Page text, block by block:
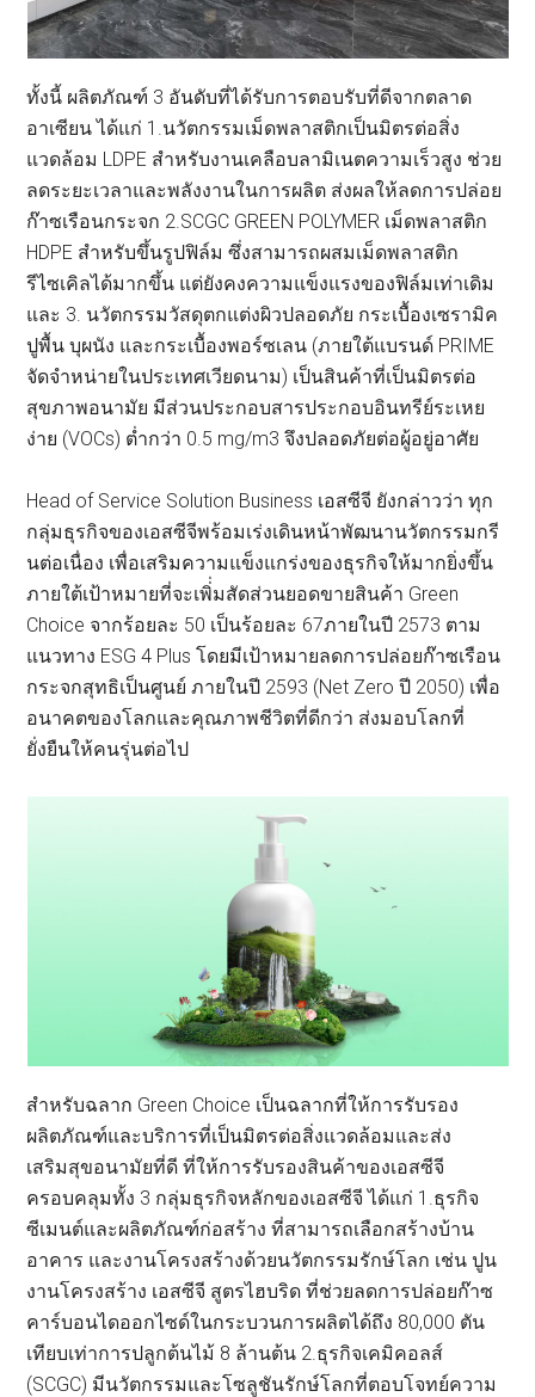
ทั้งนี้ ผลิตภัณฑ์ 3 อันดับที่ได้รับการตอบรับที่ดีจากตลาด
อาเซียน ได้แก่ 1.นวัตกรรมเม็ดพลาสติกเป็นมิตรต่อสิ่ง
แวดล้อม LDPE สำหรับงานเคลือบลามิเนตความเร็วสูง ช่วย
ลดระยะเวลาและพลังงานในการผลิต ส่งผลให้ลดการปล่อย
ก๊าซเรือนกระจก 2.SCGC GREEN POLYMER เม็ดพลาสติก
HDPE สำหรับขึ้นรูปฟิล์ม ซึ่งสามารถผสมเม็ดพลาสติก
รีไซเคิลได้มากขึ้น แต่ยังคงความแข็งแรงของฟิล์มเท่าเดิม
และ 3. นวัตกรรมวัสดุตกแต่งผิวปลอดภัย กระเบื้องเซรามิค
ปูพื้น บุผนัง และกระเบื้องพอร์ซเลน (ภายใต้แบรนด์ PRIME
จัดจำหน่ายในประเทศเวียดนาม) เป็นสินค้าที่เป็นมิตรต่อ
สุขภาพอนามัย มีส่วนประกอบสารประกอบอินทรีย์ระเหย
ง่าย (VOCs) ต่ำกว่า 0.5 mg/m3 จึงปลอดภัยต่อผู้อยู่อาศัย
Head of Service Solution Business เอสซีจี ยังกล่าวว่า ทุก
กลุ่มธุรกิจของเอสซีจีพร้อมเร่งเดินหน้าพัฒนานวัตกรรมกรี
นต่อเนื่อง เพื่อเสริมความแข็งแกร่งของธุรกิจให้มากยิ่งขึ้น
ภายใต้เป้าหมายที่จะเพิ่่มสัดส่วนยอดขายสินค้า Green
Choice จากร้อยละ 50 เป็นร้อยละ 67ภายในปี 2573 ตาม
แนวทาง ESG 4 Plus โดยมีเป้าหมายลดการปล่อยก๊าซเรือน
กระจกสุทธิเป็นศูนย์ ภายในปี 2593 (Net Zero ปี 2050) เพื่อ
อนาคตของโลกและคุณภาพชีวิตที่ดีกว่า ส่งมอบโลกที่
ยั่งยืนให้คนรุ่นต่อไป
สำหรับฉลาก Green Choice เป็นฉลากที่ให้การรับรอง
ผลิตภัณฑ์และบริการที่เป็นมิตรต่อสิ่งแวดล้อมและส่ง
เสริมสุขอนามัยที่ดี ที่ให้การรับรองสินค้าของเอสซีจี
ครอบคลุมทั้ง 3 กลุ่มธุรกิจหลักของเอสซีจี ได้แก่ 1.ธุรกิจ
ซีเมนต์และผลิตภัณฑ์ก่อสร้าง ที่สามารถเลือกสร้างบ้าน
อาคาร และงานโครงสร้างด้วยนวัตกรรมรักษ์โลก เช่น ปูน
งานโครงสร้าง เอสซีจี สูตรไฮบริด ที่ช่วยลดการปล่อยก๊าซ
คาร์บอนไดออกไซด์ในกระบวนการผลิตได้ถึง 80,000 ตัน
เทียบเท่าการปลูกต้นไม้ 8 ล้านต้น 2.ธุรกิจเคมิคอลส์
(SCGC) มีนวัตกรรมและโซลูชันรักษ์โลกที่ตอบโจทย์ความ